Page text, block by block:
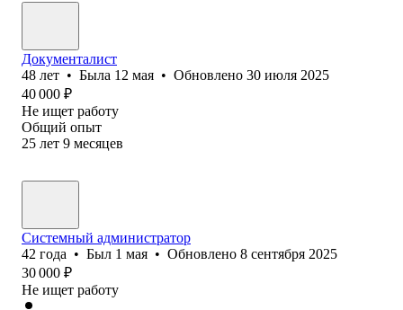
Документалист
48 лет • Была 12 мая • Обновлено 30 июля 2025
40 000 ₽
Не ищет работу
Общий опыт
25 лет 9 месяцев
Системный администратор
42 года • Был 1 мая • Обновлено 8 сентября 2025
30 000 ₽
Не ищет работу